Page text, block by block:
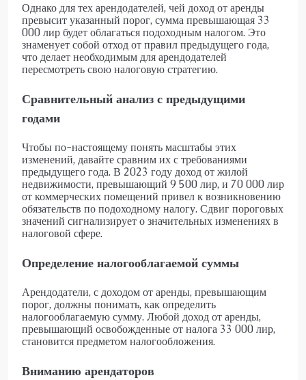
Однако для тех арендодателей, чей доход от аренды
превысит указанный порог, сумма превышающая 33
000 лир будет облагаться подоходным налогом. Это
знаменует собой отход от правил предыдущего года,
что делает необходимым для арендодателей
пересмотреть свою налоговую стратегию.
Сравнительный анализ с предыдущими
годами
Чтобы по-настоящему понять масштабы этих
изменений, давайте сравним их с требованиями
предыдущего года. В 2023 году доход от жилой
недвижимости, превышающий 9 500 лир, и 70 000 лир
от коммерческих помещений привел к возникновению
обязательств по подоходному налогу. Сдвиг пороговых
значений сигнализирует о значительных изменениях в
налоговой сфере.
Определение налогооблагаемой суммы
Арендодатели, с доходом от аренды, превышающим
порог, должны понимать, как определить
налогооблагаемую сумму. Любой доход от аренды,
превышающий освобожденные от налога 33 000 лир,
становится предметом налогообложения.
Вниманию арендаторов